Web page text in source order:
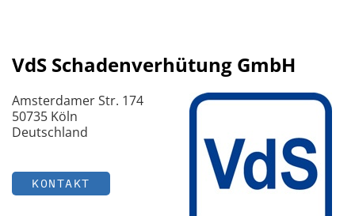
VdS Schadenverhütung GmbH
Amsterdamer Str. 174
50735 Köln
Deutschland
KONTAKT